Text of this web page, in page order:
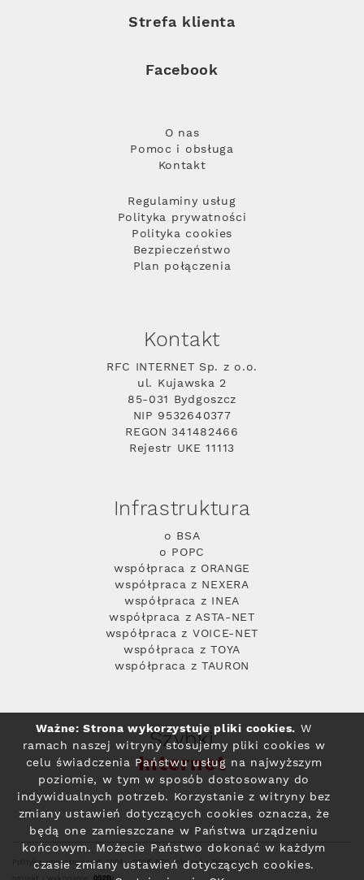
Strefa klienta
Facebook
O nas
Pomoc i obsługa
Kontakt
Regulaminy usług
Polityka prywatności
Polityka cookies
Bezpieczeństwo
Plan połączenia
Kontakt
RFC INTERNET Sp. z o.o.
ul. Kujawska 2
85-031 Bydgoszcz
NIP 9532640377
REGON 341482466
Rejestr UKE 11113
Infrastruktura
o BSA
o POPC
współpraca z ORANGE
współpraca z NEXERA
współpraca z INEA
współpraca z ASTA-NET
współpraca z VOICE-NET
współpraca z TOYA
współpraca z TAURON
Szybki
Internet
Polityka prywatności© 2004 - 2026 RFC Internet i Telewizja
Ważne: Strona wykorzystuje pliki cookies. W
ramach naszej witryny stosujemy pliki cookies w
celu świadczenia Państwu usług na najwyższym
poziomie, w tym w sposób dostosowany do
indywidualnych potrzeb. Korzystanie z witryny bez
zmiany ustawień dotyczących cookies oznacza, że
będą one zamieszczane w Państwa urządzeniu
końcowym. Możecie Państwo dokonać w każdym
czasie zmiany ustawień dotyczących cookies.